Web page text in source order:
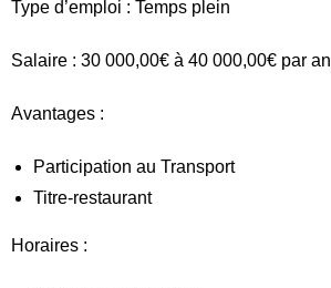
Type d’emploi : Temps plein
Salaire : 30 000,00€ à 40 000,00€ par an
Avantages :
Participation au Transport
Titre-restaurant
Horaires :